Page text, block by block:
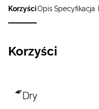
KorzyściOpis Specyfikacja
Korzyści